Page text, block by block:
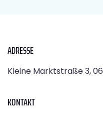
ADRESSE
Kleine Marktstraße 3,
KONTAKT